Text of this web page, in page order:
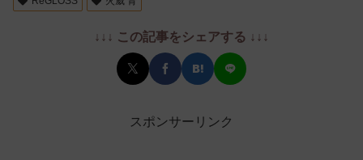
↓↓↓ この記事をシェアする ↓↓↓
スポンサーリンク